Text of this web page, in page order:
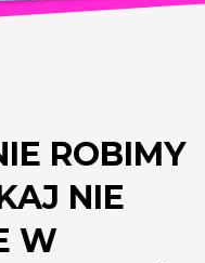
ROBIMY
NIE
W